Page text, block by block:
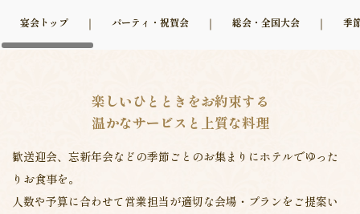
宴会トップ パーティ・祝賀会 総会・全国大会 季
楽しいひとときをお約束する
温かなサービスと上質な料理
歓送迎会、忘新年会などの季節ごとのお集まりにホテルでゆった
りお食事を。
人数や予算に合わせて営業担当が適切な会場・プランをご提案い